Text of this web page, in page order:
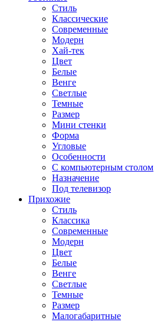
Стиль
Классические
Современные
Модерн
Хай-тек
Цвет
Белые
Венге
Светлые
Темные
Размер
Мини стенки
Форма
Угловые
Особенности
С компьютерным столом
Назначение
Под телевизор
Прихожие
Стиль
Классика
Современные
Модерн
Цвет
Белые
Венге
Светлые
Темные
Размер
Малогабаритные